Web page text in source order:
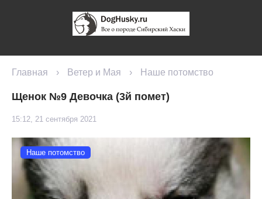
Главная › Ветер и Мая › Наше потомство
Щенок №9 Девочка (3й помет)
15:12, 21 сентября 2021
Наше потомство